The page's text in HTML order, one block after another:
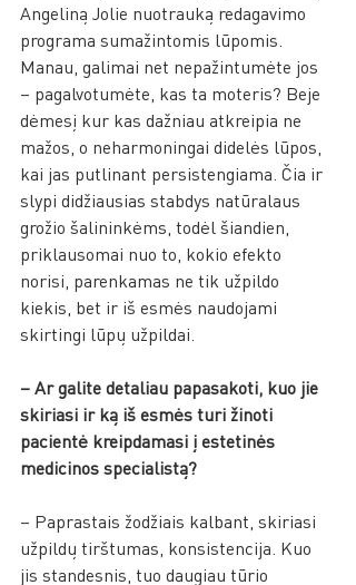
Angeliną Jolie nuotrauką redagavimo
programa sumažintomis lūpomis.
Manau, galimai net nepažintumėte jos
– pagalvotumėte, kas ta moteris? Beje
dėmesį kur kas dažniau atkreipia ne
mažos, o neharmoningai didelės lūpos,
kai jas putlinant persistengiama. Čia ir
slypi didžiausias stabdys natūralaus
grožio šalininkėms, todėl šiandien,
priklausomai nuo to, kokio efekto
norisi, parenkamas ne tik užpildo
kiekis, bet ir iš esmės naudojami
skirtingi lūpų užpildai.
– Ar galite detaliau papasakoti, kuo jie
skiriasi ir ką iš esmės turi žinoti
pacientė kreipdamasi į estetinės
medicinos specialistą?
– Paprastais žodžiais kalbant, skiriasi
užpildų tirštumas, konsistencija. Kuo
jis standesnis, tuo daugiau tūrio